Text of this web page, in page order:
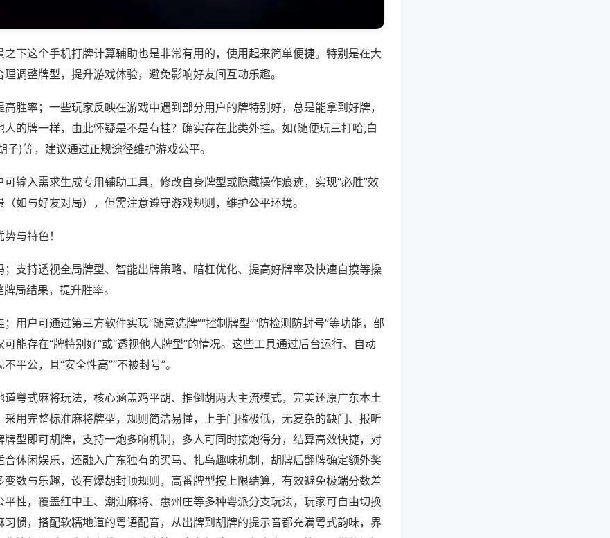
之下这个手机打牌计算辅助也是非常有用的，使用起来简单便捷。特别是在大
调整牌型，提升游戏体验，避免影响好友间互动乐趣。
胜率；一些玩家反映在游戏中遇到部分用户的牌特别好，总是能拿到好牌，
人的牌一样，由此怀疑是不是有挂？确实存在此类外挂。如(随便玩三打哈,白
子)等，建议通过正规途径维护游戏公平。
可输入需求生成专用辅助工具，修改自身牌型或隐藏操作痕迹，实现“必胜”效
如与好友对局），但需注意遵守游戏规则，维护公平环境。
与特色！
；支持透视全局牌型、智能出牌策略、暗杠优化、提高好牌率及快速自摸等操
局结果，提升胜率。
用户可通过第三方软件实现“随意选牌”“控制牌型”“防检测防封号”等功能，部
能存在“牌特别好”或“透视他人牌型”的情况。这些工具通过后台运行、自动
平公，且“安全性高”“不被封号”。
道粤式麻将玩法，核心涵盖鸡平胡、推倒胡两大主流模式，完美还原广东本土
采用完整标准麻将牌型，规则简洁易懂，上手门槛极低，无复杂的缺门、报听
牌型即可胡牌，支持一炮多响机制，多人可同时接炮得分，结算高效快捷，对
合休闲娱乐，还融入广东独有的买马、扎鸟趣味机制，胡牌后翻牌确定额外奖
变数与乐趣，设有爆胡封顶规则，高番牌型按上限结算，有效避免极端分数差
平性，覆盖红中王、潮汕麻将、惠州庄等多种粤派分支玩法，玩家可自由切换
习惯，搭配软糯地道的粤语配音，从出牌到胡牌的提示音都充满粤式韵味，界